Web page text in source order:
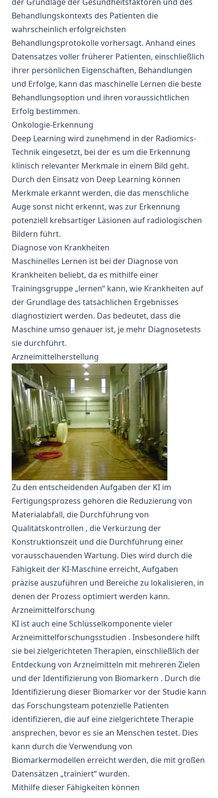
Behandlungskontexts des Patienten die
wahrscheinlich erfolgreichsten
Behandlungsprotokolle vorhersagt. Anhand eines
Datensatzes voller früherer Patienten, einschließlich
ihrer persönlichen Eigenschaften, Behandlungen
und Erfolge, kann das maschinelle Lernen die beste
Behandlungsoption und ihren voraussichtlichen
Erfolg bestimmen.
Onkologie-Erkennung
Deep Learning wird zunehmend in der Radiomics-
Technik eingesetzt, bei der es um die Erkennung
klinisch relevanter Merkmale in einem Bild geht.
Durch den Einsatz von Deep Learning können
Merkmale erkannt werden, die das menschliche
Auge sonst nicht erkennt, was zur Erkennung
potenziell krebsartiger Läsionen auf radiologischen
Bildern führt.
Diagnose von Krankheiten
Maschinelles Lernen ist bei der Diagnose von
Krankheiten beliebt, da es mithilfe einer
Trainingsgruppe „lernen“ kann, wie Krankheiten auf
der Grundlage des tatsächlichen Ergebnisses
diagnostiziert werden. Das bedeutet, dass die
Maschine umso genauer ist, je mehr Diagnosetests
sie durchführt.
Arzneimittelherstellung
Zu den entscheidenden Aufgaben der KI im
Fertigungsprozess gehören die Reduzierung von
Materialabfall, die Durchführung von
Qualitätskontrollen , die Verkürzung der
Konstruktionszeit und die Durchführung einer
vorausschauenden Wartung. Dies wird durch die
Fähigkeit der KI-Maschine erreicht, Aufgaben
präzise auszuführen und Bereiche zu lokalisieren, in
denen der Prozess optimiert werden kann.
Arzneimittelforschung
KI ist auch eine Schlüsselkomponente vieler
Arzneimittelforschungsstudien . Insbesondere hilft
sie bei zielgerichteten Therapien, einschließlich der
Entdeckung von Arzneimitteln mit mehreren Zielen
und der Identifizierung von Biomarkern . Durch die
Identifizierung dieser Biomarker vor der Studie kann
das Forschungsteam potenzielle Patienten
identifizieren, die auf eine zielgerichtete Therapie
ansprechen, bevor es sie an Menschen testet. Dies
kann durch die Verwendung von
Biomarkermodellen erreicht werden, die mit großen
Datensätzen „trainiert“ wurden.
Mithilfe dieser Fähigkeiten können